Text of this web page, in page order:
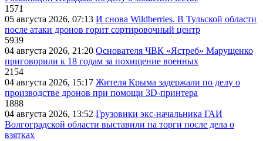
1571
05 августа 2026, 07:13 И снова Wildberries. В Тульской области
после атаки дронов горит сортировочный центр
5939
04 августа 2026, 21:20 Основателя ЧВК «Ястреб» Марущенко
приговорили к 18 годам за похищение военных
2154
04 августа 2026, 15:17 Жителя Крыма задержали по делу о
производстве дронов при помощи 3D‑принтера
1888
04 августа 2026, 13:52 Грузовики экс-начальника ГАИ
Волгоградской области выставили на торги после дела о
взятках